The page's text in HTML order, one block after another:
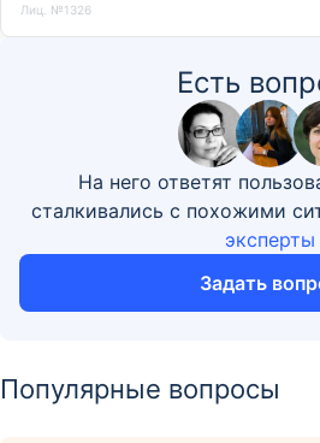
Лиц. №1326
Есть
На него ответят
сталкивались с похожими
эксперты
Задать
Популярные вопросы